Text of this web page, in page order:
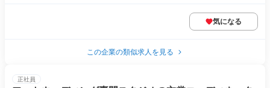
気になる
この企業の類似求人を見る
正社員